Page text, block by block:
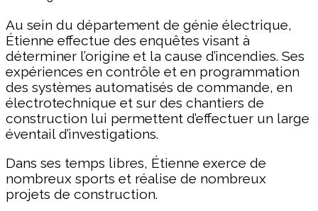
Au sein du département de génie électrique,
Étienne effectue des enquêtes visant à
déterminer l’origine et la cause d’incendies. Ses
expériences en contrôle et en programmation
des systèmes automatisés de commande, en
électrotechnique et sur des chantiers de
construction lui permettent d’effectuer un large
éventail d’investigations.
Dans ses temps libres, Étienne exerce de
nombreux sports et réalise de nombreux
projets de construction.